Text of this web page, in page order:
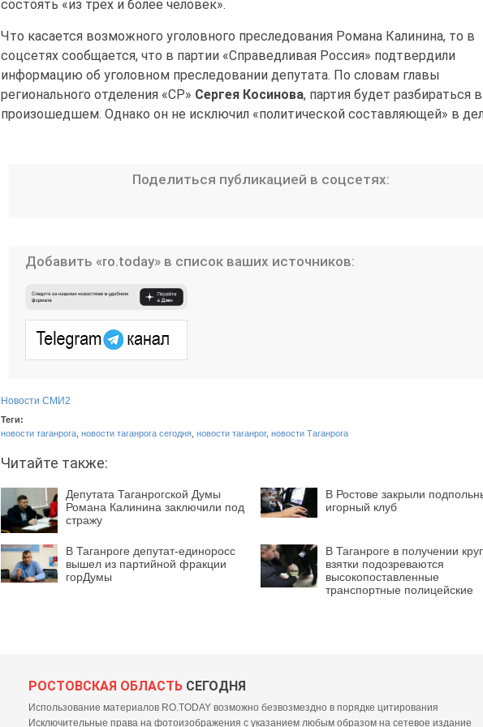
состоять «из трех и более человек».
Что касается возможного уголовного преследования Романа Калинина, то в
соцсетях сообщается, что в партии «Справедливая Россия» подтвердили
информацию об уголовном преследовании депутата. По словам главы
регионального отделения «СР» Сергея Косинова, партия будет разбираться в
произошедшем. Однако он не исключил «политической составляющей» в
Поделиться публикацией в соцсетях:
Добавить «ro.today» в список ваших источников:
Новости СМИ2
Теги:
новости таганрога новости таганрога сегодня новости таганрог, новости Таганрога
Читайте также:
Депутата Таганрогской Думы
Романа Калинина заключили под
стражу
В Ростове закрыли
игорный клуб
В Таганроге депутат-единоросс
вышел из партийной фракции
горДумы
В Таганроге в получении
взятки подозреваются
высокопоставленные
транспортные полицейские
РОСТОВСКАЯ ОБЛАСТЬ СЕГОДНЯ
Использование материалов RO.TODAY возможно безвозмездно в порядке цитирования
Исключительные права на фотоизображения с указанием любым образом на сетевое издание